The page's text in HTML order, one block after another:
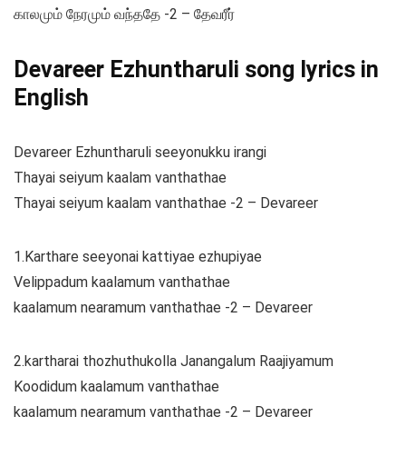
காலமும் நேரமும் வந்ததே -2 – தேவரீர்
Devareer Ezhuntharuli song lyrics in
English
Devareer Ezhuntharuli seeyonukku irangi
Thayai seiyum kaalam vanthathae
Thayai seiyum kaalam vanthathae -2 – Devareer
1.Karthare seeyonai kattiyae ezhupiyae
Velippadum kaalamum vanthathae
kaalamum nearamum vanthathae -2 – Devareer
2.kartharai thozhuthukolla Janangalum Raajiyamum
Koodidum kaalamum vanthathae
kaalamum nearamum vanthathae -2 – Devareer